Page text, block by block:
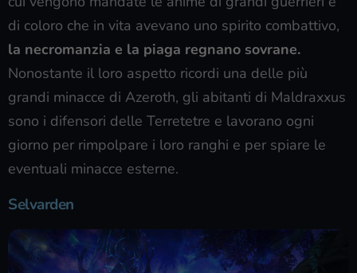
di coloro che in vita avevano uno spirito combattivo,
la necromanzia e la piaga regnano sovrane.
Nonostante il loro aspetto ricordi una delle più
grandi minacce di Azeroth, gli abitanti di Maldraxxus
sono i difensori delle Terretetre e lavorano ogni
giorno per rimpolpare i loro ranghi e per spiare le
eventuali minacce esterne.
Selvarden